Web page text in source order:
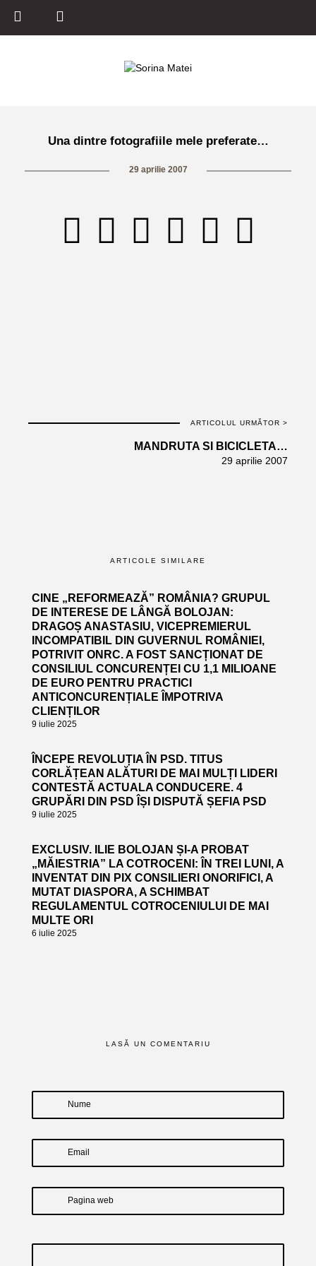
Una dintre fotografiile mele preferate…
29 aprilie 2007
ARTICOLUL URMĂTOR >
MANDRUTA SI BICICLETA…
29 aprilie 2007
ARTICOLE SIMILARE
CINE „REFORMEAZĂ” ROMÂNIA? GRUPUL
DE INTERESE DE LÂNGĂ BOLOJAN:
DRAGOȘ ANASTASIU, VICEPREMIERUL
INCOMPATIBIL DIN GUVERNUL ROMÂNIEI,
POTRIVIT ONRC. A FOST SANCȚIONAT DE
CONSILIUL CONCURENȚEI CU 1,1 MILIOANE
DE EURO PENTRU PRACTICI
ANTICONCURENȚIALE ÎMPOTRIVA
CLIENȚILOR
9 iulie 2025
ÎNCEPE REVOLUȚIA ÎN PSD. TITUS
CORLĂȚEAN ALĂTURI DE MAI MULȚI LIDERI
CONTESTĂ ACTUALA CONDUCERE. 4
GRUPĂRI DIN PSD ÎȘI DISPUTĂ ȘEFIA PSD
9 iulie 2025
EXCLUSIV. ILIE BOLOJAN ȘI-A PROBAT
„MĂIESTRIA” LA COTROCENI: ÎN TREI LUNI, A
INVENTAT DIN PIX CONSILIERI ONORIFICI, A
MUTAT DIASPORA, A SCHIMBAT
REGULAMENTUL COTROCENIULUI DE MAI
MULTE ORI
6 iulie 2025
LASĂ UN COMENTARIU
Nume
Email
Pagina web